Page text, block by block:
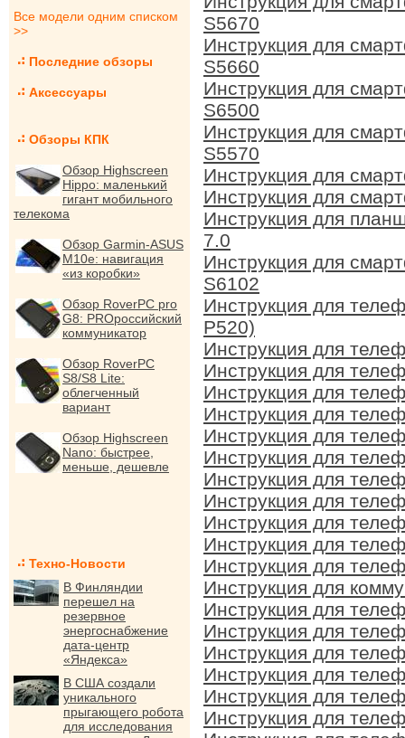
Все модели одним списком
>>
Последние обзоры
Аксессуары
Обзоры КПК
Обзор Highscreen
Hippo: маленький
гигант мобильного
телекома
Обзор Garmin-ASUS
M10e: навигация
«из коробки»
Обзор RoverPC pro
G8: PROроссийский
коммуникатор
Обзор RoverPC
S8/S8 Lite:
облегченный
вариант
Обзор Highscreen
Nano: быстрее,
меньше, дешевле
Техно-Новости
В Финляндии
перешел на
резервное
энергоснабжение
дата-центр
«Яндекса»
В США создали
уникального
прыгающего робота
для исследования
S5670
Инструкция для
S5660
Инструкция для
S6500
Инструкция для
S5570
Инструкция для
Инструкция для
Инструкция для
7.0
Инструкция для
S6102
Инструкция для
P520)
Инструкция для
Инструкция для
Инструкция для
Инструкция для
Инструкция для
Инструкция для
Инструкция для
Инструкция для
Инструкция для
Инструкция для
Инструкция для
Инструкция для
Инструкция для
Инструкция для
Инструкция для
Инструкция для
Инструкция для
Инструкция для